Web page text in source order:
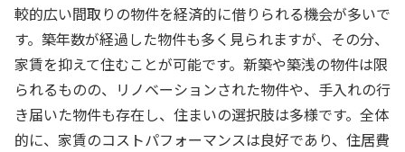
較的広い間取りの物件を経済的に借りられる機会が多いで
す。築年数が経過した物件も多く見られますが、その分、
家賃を抑えて住むことが可能です。新築や築浅の物件は限
られるものの、リノベーションされた物件や、手入れの行
き届いた物件も存在し、住まいの選択肢は多様です。全体
的に、家賃のコストパフォーマンスは良好であり、住居費